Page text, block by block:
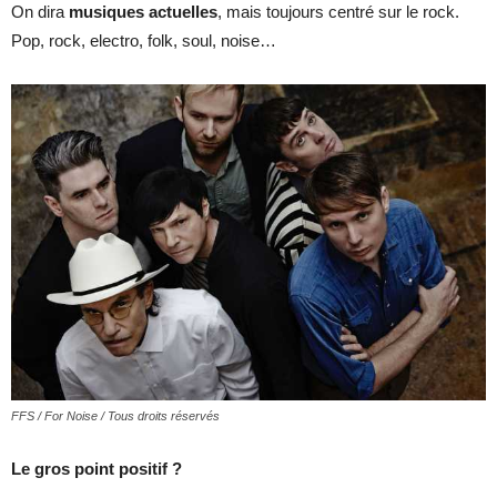
On dira musiques actuelles, mais toujours centré sur le rock.
Pop, rock, electro, folk, soul, noise…
FFS / For Noise / Tous droits réservés
Le gros point positif ?